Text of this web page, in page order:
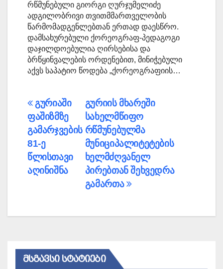
რწმუნებული გიორგი ღურჯუმელიძე
ადგილობრივი თვითმმართველობის
წარმომადგენლებთან ერთად დაესწრო.
დამსახურებული ქორეოგრაფ-პედაგოგი
დაჯილდოებულია ღირსებისა და
ბრწყინვალების ორდენებით, მინიჭებული
აქვს საპატიო წოდება „ქორეოგრაფიის…
პოსტის
ნავიგაცია
გურიის მხარეში
სახელმწიფო
რწმუნებულმა
მუნიციპალიტეტების
ხელმძღვანელ
პირებთან შეხვედრა
გამართა
გურიაში
ფაშიზმზე
გამარჯვების
81-ე
წლისთავი
აღინიშნა
ᲛᲡᲒᲐᲕᲡᲘ ᲡᲢᲐᲢᲘᲔᲑᲘ